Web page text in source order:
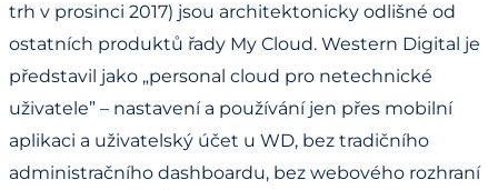
trh v prosinci 2017) jsou architektonicky odlišné od
ostatních produktů řady My Cloud. Western Digital je
představil jako „personal cloud pro netechnické
uživatele” – nastavení a používání jen přes mobilní
aplikaci a uživatelský účet u WD, bez tradičního
administračního dashboardu, bez webového rozhraní